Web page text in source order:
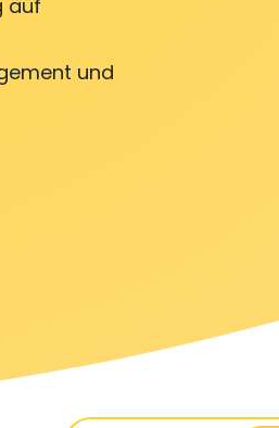
auf
und